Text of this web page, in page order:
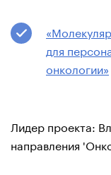
для
онкологии»
Лидер проекта:
направления